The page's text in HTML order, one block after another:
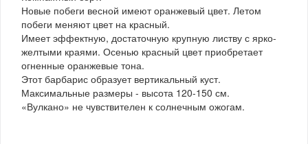
Новые побеги весной имеют оранжевый цвет. Летом
побеги меняют цвет на красный.
Имеет эффектную, достаточную крупную листву с ярко-
желтыми краями. Осенью красный цвет приобретает
огненные оранжевые тона.
Этот барбарис образует вертикальный куст.
Максимальные размеры - высота 120-150 см.
«Вулкано» не чувствителен к солнечным ожогам.